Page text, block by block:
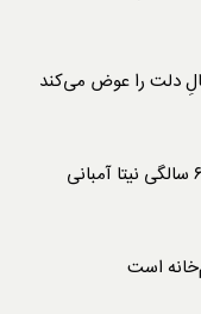
دلت را عوض می‌کند
است